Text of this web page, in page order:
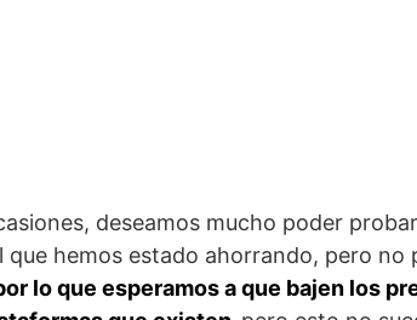
deseamos mucho poder
que hemos estado ahorrando, pero no
lo que esperamos a que bajen los